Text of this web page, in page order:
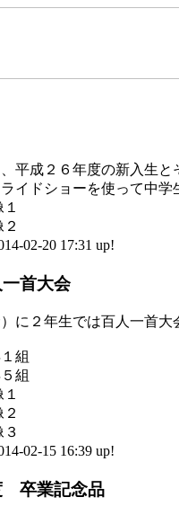
平成２６年度の新入生と
イドショーを使って中
02-20 17:31 up!
首大会
に２年生では百人一首大
組
組
02-15 16:39 up!
卒業記念品